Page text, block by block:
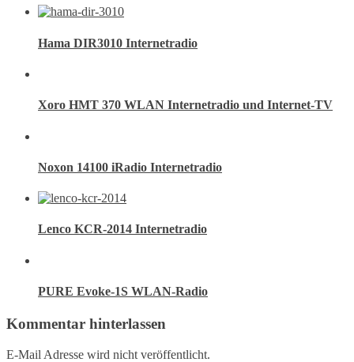
Hama DIR3010 Internetradio
Xoro HMT 370 WLAN Internetradio und Internet-TV
Noxon 14100 iRadio Internetradio
Lenco KCR-2014 Internetradio
PURE Evoke-1S WLAN-Radio
Kommentar hinterlassen
E-Mail Adresse wird nicht veröffentlicht.